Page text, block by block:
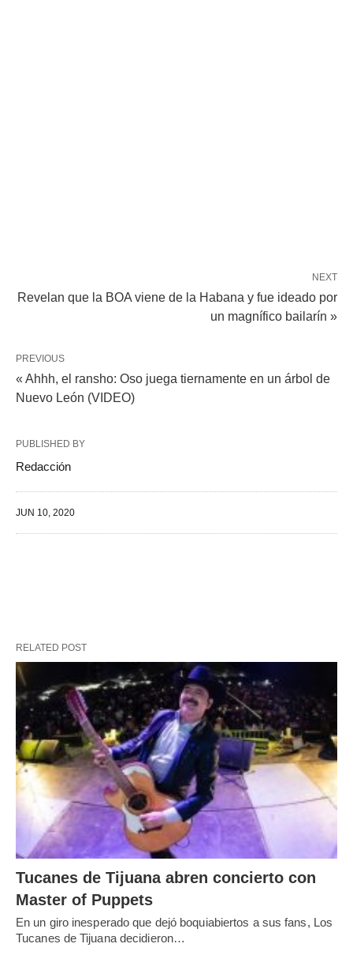
NEXT
Revelan que la BOA viene de la Habana y fue ideado por
un magnífico bailarín »
PREVIOUS
« Ahhh, el ransho: Oso juega tiernamente en un árbol de
Nuevo León (VIDEO)
PUBLISHED BY
Redacción
JUN 10, 2020
RELATED POST
Tucanes de Tijuana abren concierto con
Master of Puppets
En un giro inesperado que dejó boquiabiertos a sus fans, Los
Tucanes de Tijuana decidieron…